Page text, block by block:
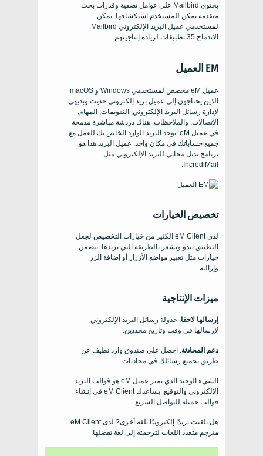
يحتوي Mailbird على عوامل تصفية وقدرات بحث
متقدمة يمكن للمستخدم استكشافها. يمكن
لمستخدمي عميل البريد الإلكتروني Mailbird
الاندماج 35 تطبيقات لزيادة إنتاجيتهم.
EM العميل
عميل eM مخصص لمستخدمي Windows و macOS
الذين يحتاجون إلى عميل بريد إلكتروني حديث وبديهي
لإدارة رسائل البريد الإلكتروني, التقويمات, المهام,
الاتصالات, والملاحظات. هناك دردشة مباشرة مدمجة
في عميل eM. يوحد البريد الوارد الخاص بك للعمل مع
جميع حساباتك في مكان واحد. عميل البريد هذا هو
برنامج بديل مجاني للبريد الإلكتروني مثل
IncrediMail.
تخصيص الخيارات
لدى eM Client الكثير من خيارات التخصيص لجعل
التطبيق يبدو ويشعر بالطريقة التي تريدها. يتضمن
خيارات مثل تغيير مواضع الأزرار أو إضافة الزر
وإزالته.
ميزات الإنتاجية
إرسالها لاحقا . جدولة رسائل البريد الإلكتروني
لإرسالها في وقت وتاريخ محددين.
دعم المحادثة . احصل على صندوق وارد نظيف عن
طريق تجميع رسائلك في محادثات.
الشيء الوحيد الذي يميز عميل eM هو قوالب البريد
الإلكتروني والتوقيع. يساعدك eM Client في إنشاء
قوالب جميلة للتواصل السريع.
هل تلقيت بريدًا إلكترونيًا بلغة أخرى? لدى eM Client
مترجم متعدد اللغات لترجمته إلى لغة تفضلها.